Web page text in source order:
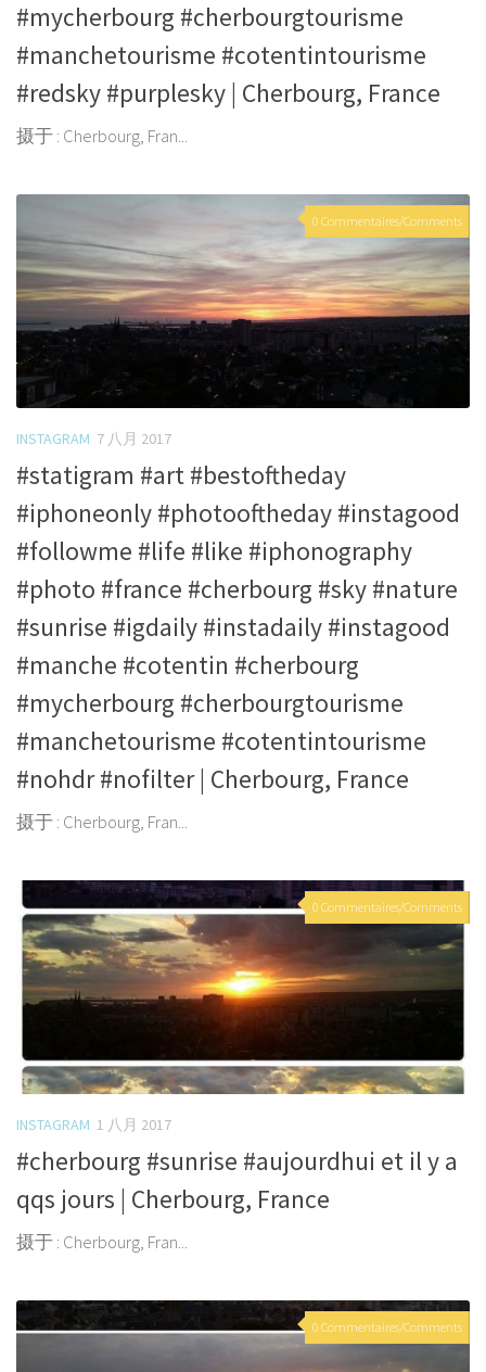
#mycherbourg #cherbourgtourisme
#manchetourisme #cotentintourisme
#redsky #purplesky | Cherbourg, France
摄于 : Cherbourg, Fran...
0 Commentaires/Comments
INSTAGRAM 7 八月 2017
#statigram #art #bestoftheday
#iphoneonly #photooftheday #instagood
#followme #life #like #iphonography
#photo #france #cherbourg #sky #nature
#sunrise #igdaily #instadaily #instagood
#manche #cotentin #cherbourg
#mycherbourg #cherbourgtourisme
#manchetourisme #cotentintourisme
#nohdr #nofilter | Cherbourg, France
摄于 : Cherbourg, Fran...
0 Commentaires/Comments
INSTAGRAM 1 八月 2017
#cherbourg #sunrise #aujourdhui et il y a
qqs jours | Cherbourg, France
摄于 : Cherbourg, Fran...
0 Commentaires/Comments